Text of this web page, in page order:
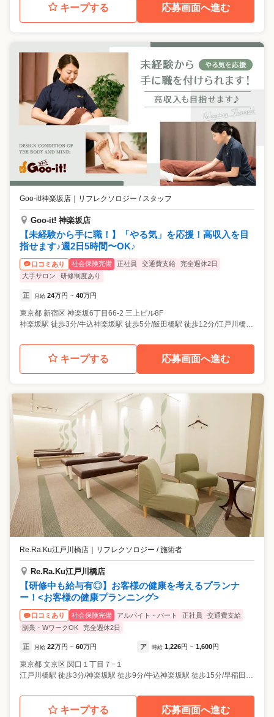
キープする 応募画面へ進む
Goo-it!神楽坂店 ｜ リフレクソロジー / スタッフ
Goo-it! 神楽坂店
【未経験から手に職！】「やる気」を応援！高収入を目
指せます♪週2日5時間〜OK♪
口コミあり 社会保険完備 正社員 交通費支給
完全週休2日
大手サロン
研修制度あり
正 月給 24万円 ~ 40万円
東京都 新宿区 神楽坂6丁目66-2 三上ビル8F
神楽坂駅 徒歩3分/牛込神楽坂駅 徒歩5分/飯田橋駅 徒歩12分/江戸川橋駅 徒歩13分/早稲田駅 徒歩19分
キープする 応募画面へ進む
Re.Ra.Ku江戸川橋店 リフレクソロジー / 施術者
Re.Ra.Ku江戸川橋店
【研修中も給与有◎】お客様の健康を考えるプランナ
ー！<お客様の健康プランニング>
口コミあり 社会保険完備 アルバイト・パート 正社員
交通費支給
副業・WワークOK
完全週休2日
正 月給 22万円 ~ 60万円 ア 時給 1,226円 ~ 1,600円
東京都 文京区 関口１丁目７−１
江戸川橋駅 徒歩3分/神楽坂駅 徒歩9分/牛込神楽坂駅 徒歩15分/早稲田駅 徒歩15分/護国寺駅 徒歩16分
キープする 応募画面へ進む